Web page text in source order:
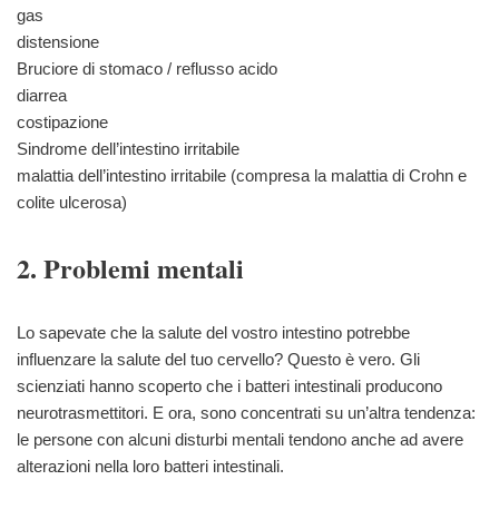
gas
distensione
Bruciore di stomaco / reflusso acido
diarrea
costipazione
Sindrome dell’intestino irritabile
malattia dell’intestino irritabile (compresa la malattia di Crohn e
colite ulcerosa)
2. Problemi mentali
Lo sapevate che la salute del vostro intestino potrebbe
influenzare la salute del tuo cervello? Questo è vero. Gli
scienziati hanno scoperto che i batteri intestinali producono
neurotrasmettitori. E ora, sono concentrati su un’altra tendenza:
le persone con alcuni disturbi mentali tendono anche ad avere
alterazioni nella loro batteri intestinali.